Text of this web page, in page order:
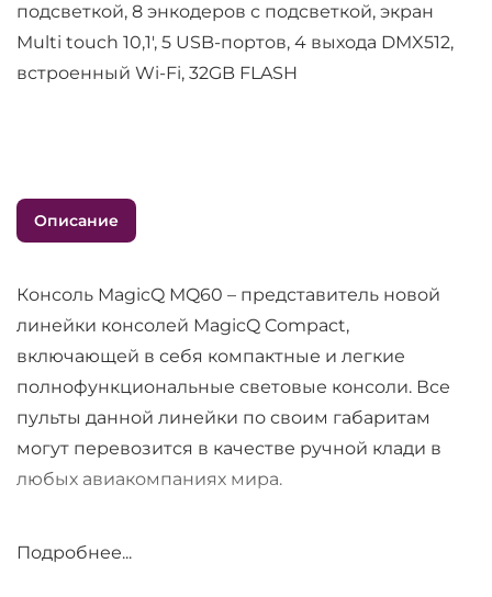
подсветкой, 8 энкодеров с подсветкой, экран
Multi touch 10,1', 5 USB-портов, 4 выхода DMX512,
встроенный Wi-Fi, 32GB FLASH
Описание
Консоль MagicQ MQ60 – представитель новой
линейки консолей MagicQ Compact,
включающей в себя компактные и легкие
полнофункциональные световые консоли. Все
пульты данной линейки по своим габаритам
могут перевозится в качестве ручной клади в
любых авиакомпаниях мира.
Консоль MagicQ MQ60 имеет такие же
Подробнее...